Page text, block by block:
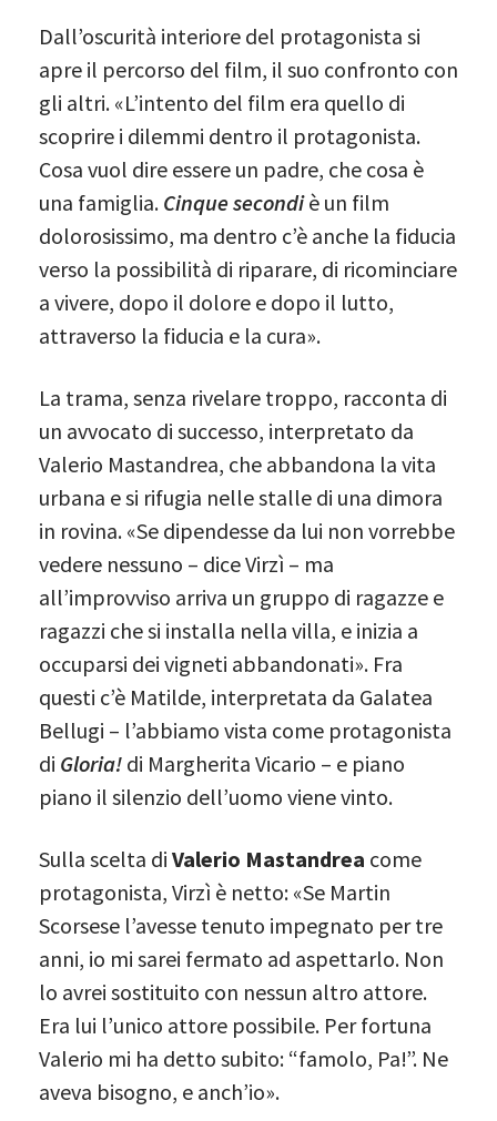
Dall’oscurità interiore del protagonista si
apre il percorso del film, il suo confronto con
gli altri. «L’intento del film era quello di
scoprire i dilemmi dentro il protagonista.
Cosa vuol dire essere un padre, che cosa è
una famiglia. Cinque secondiè un film
dolorosissimo, ma dentro c’è anche la fiducia
verso la possibilità di riparare, di ricominciare
a vivere, dopo il dolore e dopo il lutto,
attraverso la fiducia e la cura».
La trama, senza rivelare troppo, racconta di
un avvocato di successo, interpretato da
Valerio Mastandrea, che abbandona la vita
urbana e si rifugia nelle stalle di una dimora
in rovina. «Se dipendesse da lui non vorrebbe
vedere nessuno – dice Virzì – ma
all’improvviso arriva un gruppo di ragazze e
ragazzi che si installa nella villa, e inizia a
occuparsi dei vigneti abbandonati». Fra
questi c’è Matilde, interpretata da Galatea
Bellugi – l’abbiamo vista come protagonista
di Gloria! di Margherita Vicario – e piano
piano il silenzio dell’uomo viene vinto.
Sulla scelta di Valerio Mastandrea come
protagonista, Virzì è netto: «Se Martin
Scorsese l’avesse tenuto impegnato per tre
anni, io mi sarei fermato ad aspettarlo. Non
lo avrei sostituito con nessun altro attore.
Era lui l’unico attore possibile. Per fortuna
Valerio mi ha detto subito: “famolo, Pa!”. Ne
aveva bisogno, e anch’io».